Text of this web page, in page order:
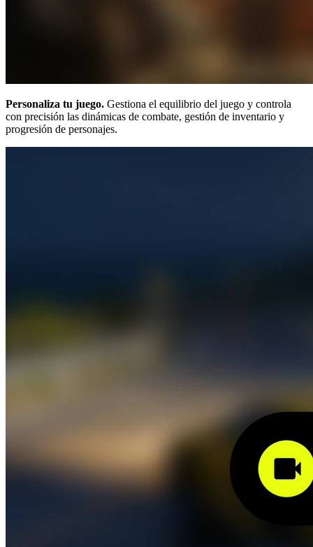
Personaliza tu juego. Gestiona el equilibrio del juego y controla
con precisión las dinámicas de combate, gestión de inventario y
progresión de personajes.